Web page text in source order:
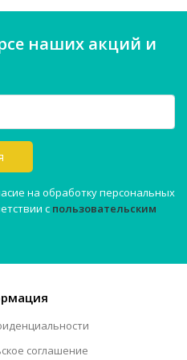
наших акций и
на обработку персональных
с пользовательским
соглашение